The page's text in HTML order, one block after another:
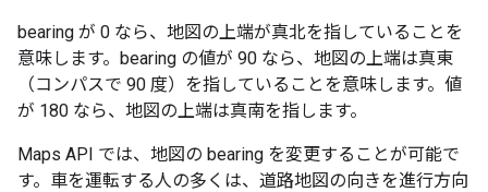
bearing が 0 なら、地図の上端が真北を指していることを
意味します。bearing の値が 90 なら、地図の上端は真東
（コンパスで 90 度）を指していることを意味します。値
が 180 なら、地図の上端は真南を指します。
Maps API では、地図の bearing を変更することが可能で
す。車を運転する人の多くは、道路地図の向きを進行方向